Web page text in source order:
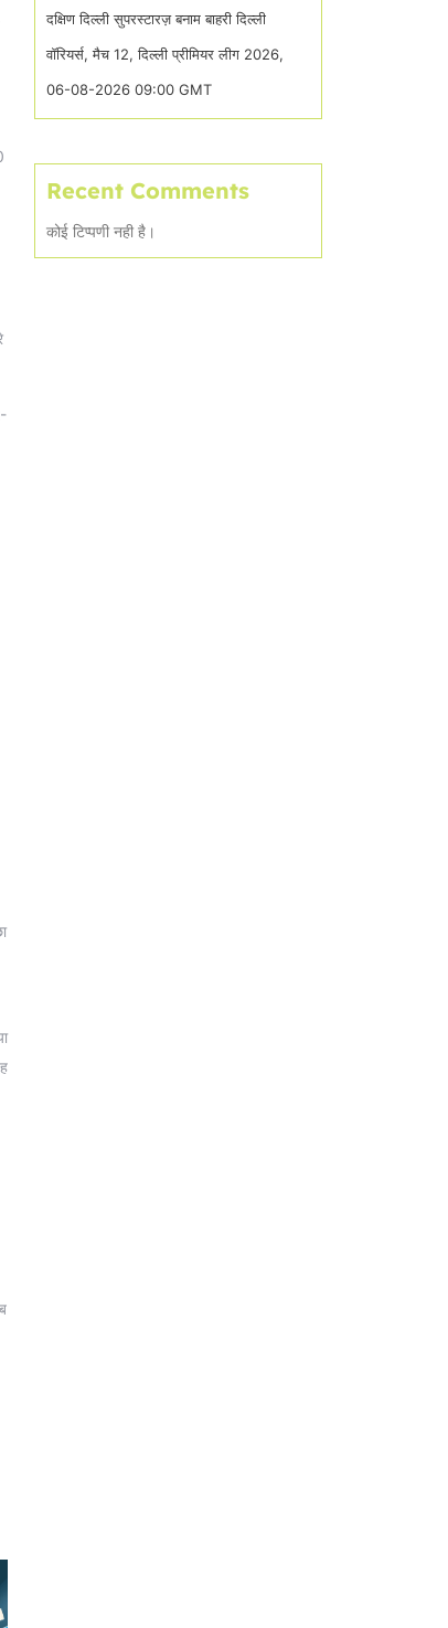
दक्षिण दिल्ली सुपरस्टारज़ बनाम बाहरी दिल्ली
वॉरियर्स, मैच 12, दिल्ली प्रीमियर लीग 2026,
06-08-2026 09:00 GMT
Recent Comments
कोई टिप्पणी नही है।